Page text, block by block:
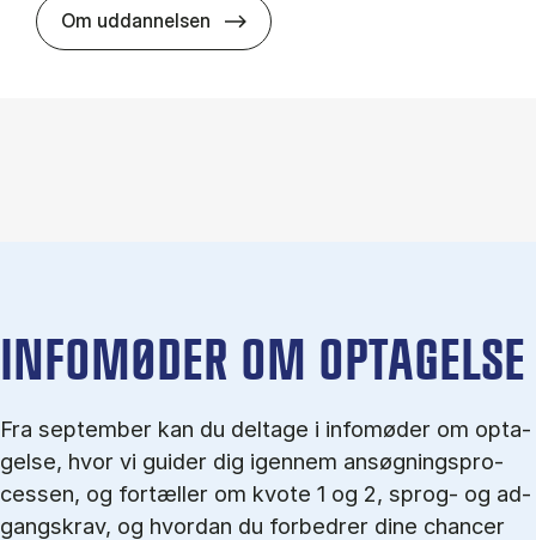
Om uddannelsen HA(jur.) - erhvervs­økonomi og
IN­FO­MØ­DER OM OP­TA­GEL­SE
Fra september kan du del­tage i in­fo­mø­der om op­ta­
gel­se, hvor vi gu­i­der dig igen­nem an­søg­nings­pro­
ces­sen, og for­tæl­ler om kvo­te 1 og 2, sprog- og ad­
gangs­krav, og hvordan du forbedrer dine chancer